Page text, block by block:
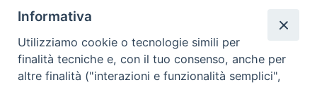
Informativa
Utilizziamo cookie o tecnologie simili per
finalità tecniche e, con il tuo consenso, anche per
altre finalità ("interazioni e funzionalità semplici",